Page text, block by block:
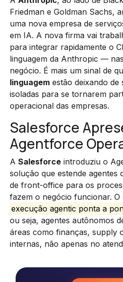
Friedman e Goldman Sachs,
uma nova empresa de
em IA. A nova firma vai
para integrar rapidamente o
linguagem da Anthropic —
negócio. É mais um sinal de
linguagem estão deixando
isoladas para se tornarem
operacional das empresas.
Salesforce
Agentforce
A Salesforce introduziu o
solução que estende agentes
de front-office para os
fazem o negócio funcionar. O
execução agentic ponta a
ou seja, agentes autônomos
áreas como finanças, supply
internas, não apenas no